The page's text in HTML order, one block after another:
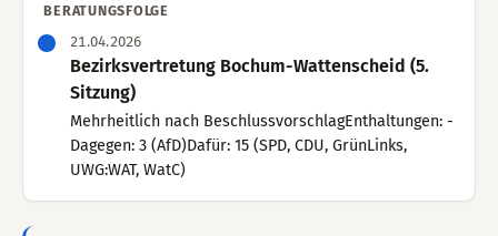
BERATUNGSFOLGE
21.04.2026
Bezirksvertretung Bochum-Wattenscheid (5.
Sitzung)
Mehrheitlich nach BeschlussvorschlagEnthaltungen: -
Dagegen: 3 (AfD)Dafür: 15 (SPD, CDU, GrünLinks,
UWG:WAT, WatC)